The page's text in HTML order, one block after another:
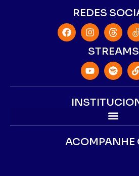
REDES
STREAMS
ACOMPANHE